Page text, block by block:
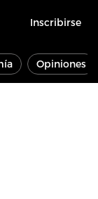
Inscribirse
Opiniones